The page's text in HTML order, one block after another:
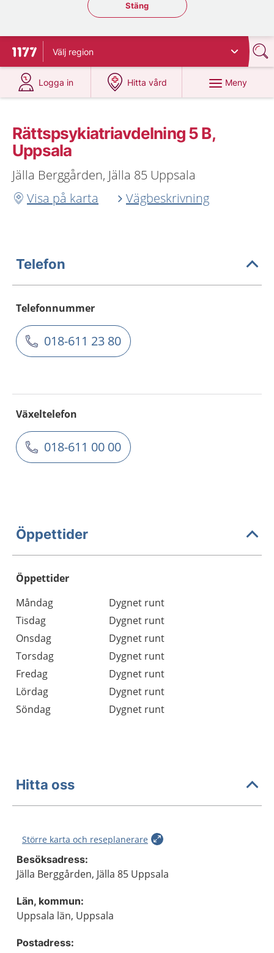
Stäng regionsväljaren
Stäng
Till startsidan för 1177
Välj region
Logga in
på 1177.se
Hitta vård
på 1177.se
Meny
Rättspsykiatriavdelning 5 B,
Uppsala
Jälla Berggården, Jälla 85 Uppsala
Visa på karta
Vägbeskrivning
Telefon
Telefonnummer
018-611 23 80
Växeltelefon
018-611 00 00
Öppettider
Öppettider
Dag
Öppettider
Kommentarer
Måndag
Dygnet runt
Tisdag
Dygnet runt
Onsdag
Dygnet runt
Torsdag
Dygnet runt
Fredag
Dygnet runt
Lördag
Dygnet runt
Söndag
Dygnet runt
Hitta oss
Större karta och reseplanerare
Besöksadress:
Jälla Berggården, Jälla 85 Uppsala
Län, kommun:
Uppsala län, Uppsala
Postadress: